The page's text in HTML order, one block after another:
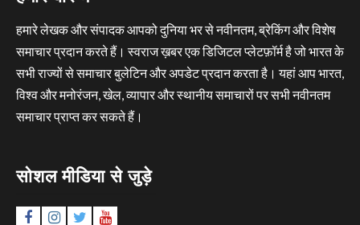
हमारे लेखक और संपादक आपको दुनिया भर से नवीनतम, ब्रेकिंग और विशेष
समाचार प्रदान करते हैं। स्वराज ख़बर एक डिजिटल प्लेटफ़ॉर्म है जो भारत के
सभी राज्यों से समाचार बुलेटिन और अपडेट प्रदान करता है। यहां आप भारत,
विश्व और मनोरंजन, खेल, व्यापार और स्थानीय समाचारों पर सभी नवीनतम
समाचार प्राप्त कर सकते हैं।
सोशल मीडिया से जुड़े
FacebookInstagram
TwitterYouTube